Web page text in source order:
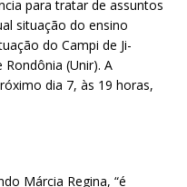
para tratar de assuntos
situação do ensino
do Campi de Ji-
Rondônia (Unir). A
dia 7, às 19 horas,
Márcia Regina, “é